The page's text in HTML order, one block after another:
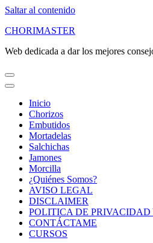
Saltar al contenido
CHORIMASTER
Web dedicada a dar los mejores
Inicio
Chorizos
Embutidos
Mortadelas
Salchichas
Jamones
Morcilla
¿Quiénes Somos?
AVISO LEGAL
DISCLAIMER
POLITICA DE PRIVACIDAD
CONTÁCTAME
CURSOS